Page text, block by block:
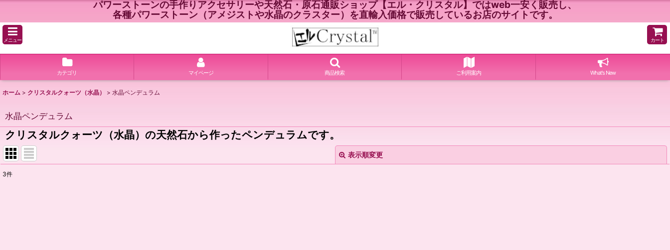
パワーストーンの手作りアクセサリーや天然石・原石通販ショップ【エル・クリスタル】ではweb一安く販売し、
各種パワーストーン（アメジストや水晶のクラスター）を直輸入価格で販売しているお店のサイトです。
メニュー カート
カテゴリ マイページ 商品検索 ご利用案内 What's New
ホーム > クリスタルクォーツ（水晶） > 水晶ペンデュラム
水晶ペンデュラム
クリスタルクォーツ（水晶）の天然石から作ったペンデュラムです。
表示順変更
3件